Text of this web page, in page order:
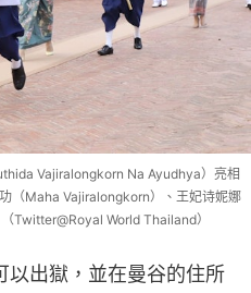
Vajiralongkorn Na Ayudhya）亮相
（Maha Vajiralongkorn）、王妃诗妮娜
Twitter@Royal World Thailand）
以出獄，並在曼谷的住所